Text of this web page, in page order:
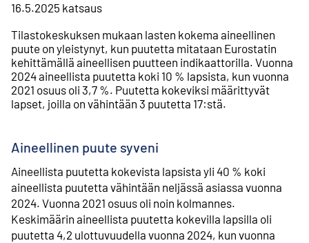
16.5.2025 katsaus
Tilastokeskuksen mukaan lasten kokema aineellinen
puute on yleistynyt, kun puutetta mitataan Eurostatin
kehittämällä aineellisen puutteen indikaattorilla. Vuonna
2024 aineellista puutetta koki 10 % lapsista, kun vuonna
2021 osuus oli 3,7 %. Puutetta kokeviksi määrittyvät
lapset, joilla on vähintään 3 puutetta 17:stä.
Aineellinen puute syveni
Aineellista puutetta kokevista lapsista yli 40 % koki
aineellista puutetta vähintään neljässä asiassa vuonna
2024. Vuonna 2021 osuus oli noin kolmannes.
Keskimäärin aineellista puutetta kokevilla lapsilla oli
puutetta 4,2 ulottuvuudella vuonna 2024, kun vuonna